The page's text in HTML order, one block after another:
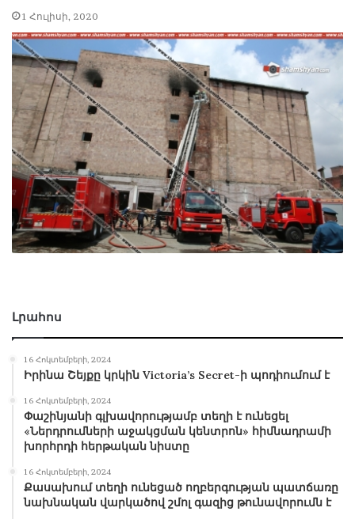
1 Հուլիսի, 2020
Լրահոս
16 Հոկտեմբերի, 2024
Իրինա Շեյքը կրկին Victoria’s Secret-ի պոդիումում է
16 Հոկտեմբերի, 2024
Փաշինյանի գլխավորությամբ տեղի է ունեցել
«Ներդրումների աջակցման կենտրոն» հիմնադրամի
խորհրդի հերթական նիստը
16 Հոկտեմբերի, 2024
Քասախում տեղի ունեցած ողբերգության պատճառը
նախնական վարկածով շմոլ գազից թունավորումն է